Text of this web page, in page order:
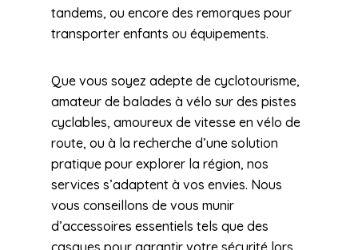
tandems, ou encore des remorques pour
transporter enfants ou équipements.
Que vous soyez adepte de cyclotourisme,
amateur de balades à vélo sur des pistes
cyclables, amoureux de vitesse en vélo de
route, ou à la recherche d’une solution
pratique pour explorer la région, nos
services s’adaptent à vos envies. Nous
vous conseillons de vous munir
d’accessoires essentiels tels que des
casques pour garantir votre sécurité lors